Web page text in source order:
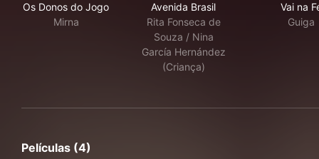
Os Donos do Jogo
Mirna
Avenida Brasil
Rita Fonseca de
Souza / Nina
García Hernández
(Criança)
Vai na
Guiga
Películas (4)